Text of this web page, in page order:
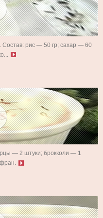
Состав: рис — 50 гр; сахар — 60
— 2 штуки; брокколи — 1